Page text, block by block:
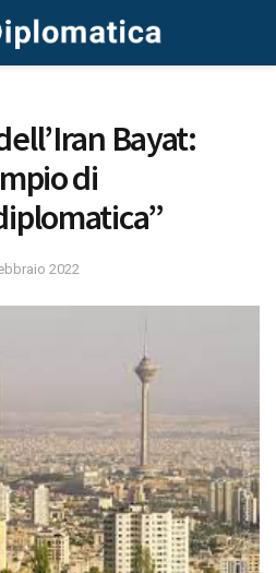
Bayat:
di
2022